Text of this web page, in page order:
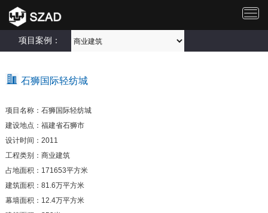
切
航
项目案例：
石狮国际轻纺城
项目名称：石狮国际轻纺城
建设地点：福建省石狮市
设计时间：2011
工程类别：商业建筑
占地面积：171653平方米
建筑面积：81.6万平方米
幕墙面积：12.4万平方米